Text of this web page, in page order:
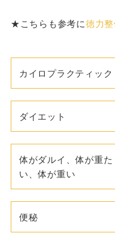
★こちらも参考に徳力
カイロプラクティック
ダイエット
体がダルイ、体が重た
い、体が重い
便秘